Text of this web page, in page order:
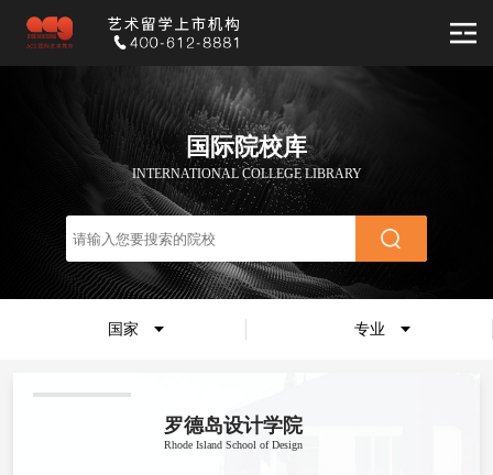
国际院校库
INTERNATIONAL COLLEGE LIBRARY
国家 专业
罗德岛设计学院
Rhode Island School of Design